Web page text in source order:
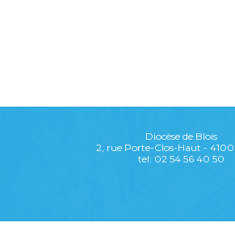
Diocèse de Blois
2, rue Porte-Clos-Haut -
tel: 02 54 56 40 50